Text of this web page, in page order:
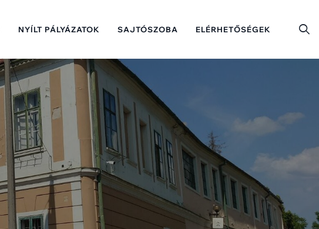
NYÍLT PÁLYÁZATOK SAJTÓSZOBA ELÉRHETŐSÉGEK